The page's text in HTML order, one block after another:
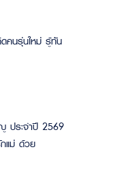
คนรุ่นใหม่ รู้ทัน
ประจำปี 2569
แม่ ด้วย